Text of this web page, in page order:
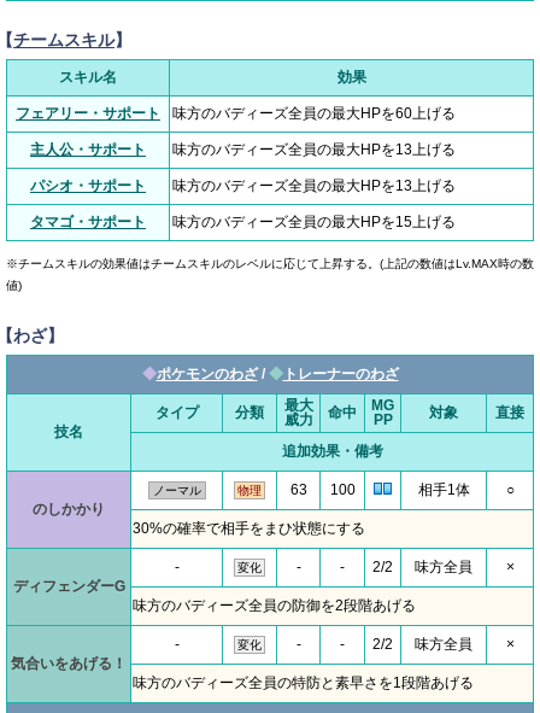
チームスキル】
スキル名 効果
フェアリー・サポート 味方のバディーズ全員の最大HPを60上げる
主人公・サポート 味方のバディーズ全員の最大HPを13上げる
パシオ・サポート 味方のバディーズ全員の最大HPを13上げる
タマゴ・サポート 味方のバディーズ全員の最大HPを15上げる
※チームスキルの効果値はチームスキルのレベルに応じて上昇する。(上記の数値はLv.MAX時の数
値)
わざ】
◆ポケモンのわざ/ ◆トレーナーのわざ
技名
タイプ 分類
最大
威力
命中
MG
PP
対象 直接
追加効果・備考
のしかかり
ノーマル 物理 63 100 相手1体 ○
30%の確率で相手をまひ状態にする
ディフェンダーG
- 変化 - - 2/2 味方全員 ×
味方のバディーズ全員の防御を2段階あげる
気合いをあげる！
- 変化 - - 2/2 味方全員 ×
味方のバディーズ全員の特防と素早さを1段階あげる